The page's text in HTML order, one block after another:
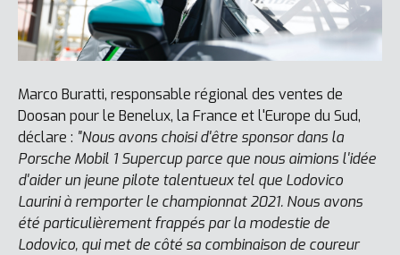
Marco Buratti, responsable régional des ventes de
Doosan pour le Benelux, la France et l'Europe du Sud,
déclare : "Nous avons choisi d'être sponsor dans la
Porsche Mobil 1 Supercup parce que nous aimions l'idée
d'aider un jeune pilote talentueux tel que Lodovico
Laurini à remporter le championnat 2021. Nous avons
été particulièrement frappés par la modestie de
Lodovico, qui met de côté sa combinaison de coureur